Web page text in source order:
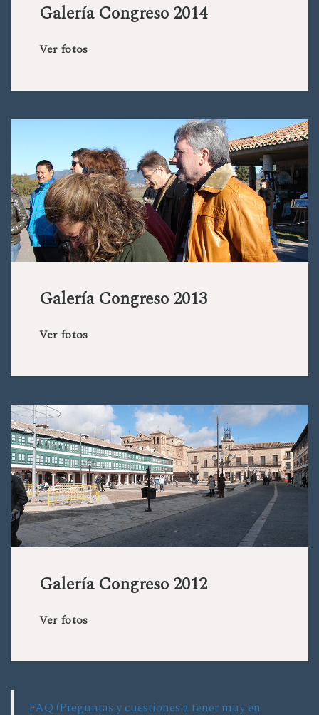
Galería Congreso 2014
Ver fotos
Galería Congreso 2013
Ver fotos
Galería Congreso 2012
Ver fotos
FAQ (Preguntas y cuestiones a tener muy en